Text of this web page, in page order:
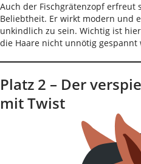
Auch der Fischgrätenzopf
Beliebtheit. Er wirkt modern und
unkindlich zu sein. Wichtig ist
die Haare nicht unnötig gespannt
Platz 2 – Der
mit Twist